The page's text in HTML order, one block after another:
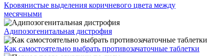
Кровянистые выделения коричневого цвета между
месячными
Адипозогенитальная дистрофия
Как самостоятельно выбрать противозачаточные таблетки